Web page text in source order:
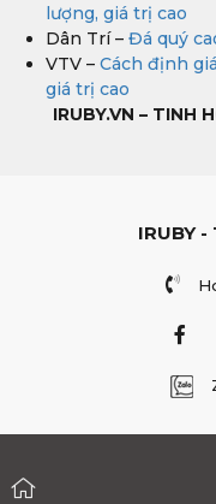
lượng, giá trị cao
Dân Trí – Đá quý
VTV – Cách định
giá trị cao
IRUBY.VN – TINH
IRUBY -